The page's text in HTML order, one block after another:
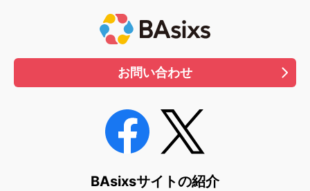
お問い合わせ
BAsixsサイトの紹介